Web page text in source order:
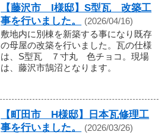
【藤沢市 I様邸】S型瓦 改築工
事を行いました。
(2026/04/16)
敷地内に別棟を新築する事になり既存
の母屋の改築を行いました。瓦の仕様
は、S型瓦 ７寸丸 色チョコ。現場
は、藤沢市鵠沼となります。
【町田市 H様邸】日本瓦修理工
事を行いました。
(2026/03/26)